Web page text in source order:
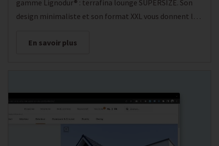
gamme Lignodur® : terrafina lounge SUPERSIZE. Son
design minimaliste et son format XXL vous donnent la
entièrement personnalisée.
En savoir plus